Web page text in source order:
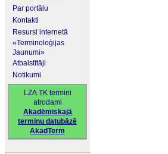
Par portālu
Kontakti
Resursi internetā
«Terminoloģijas
Jaunumi»
Atbalstītāji
Notikumi
LZA TK termini
atrodami
Akadēmiskajā
terminu datubāzē
AkadTerm